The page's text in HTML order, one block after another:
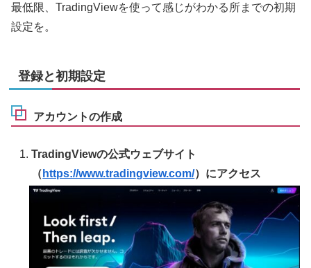
最低限、TradingViewを使って感じがわかる所までの初期
設定を。
登録と初期設定
アカウントの作成
TradingViewの公式ウェブサイト
（ https://www.tradingview.com/）にアクセス